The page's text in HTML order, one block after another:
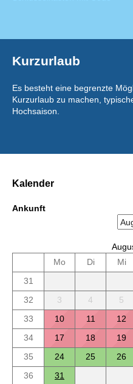
Kurzurlaub
Es besteht eine begrenzte
Kurzurlaub zu machen,
Hochsaison.
Kalender
Ankunft
Mo
Di Mi
31
32
3 4 5
33
10 11 12
34
17 18 19
35
24 25 26
36
31